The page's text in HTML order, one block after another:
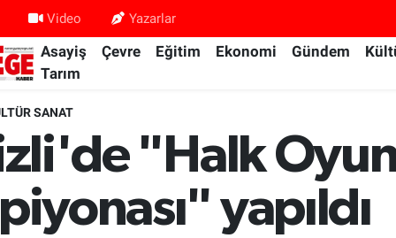
Video Yazarlar
Asayiş Çevre Eğitim Ekonomi Gündem
Tarım
SANAT
"Halk
yapıldı
Fikstür